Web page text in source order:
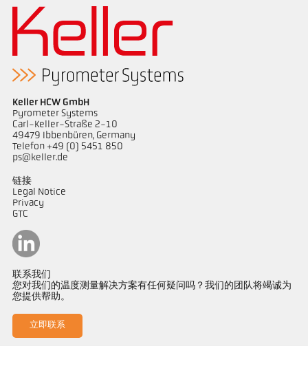
Keller HCW GmbH
Pyrometer Systems
Carl-Keller-Straße 2-10
49479 Ibbenbüren, Germany
Telefon +49 (0) 5451 850
ps@keller.de
链接
Legal Notice
Privacy
GTC
联系我们
您对我们的温度测量解决方案有任何疑问吗？我们的团队将竭诚为
您提供帮助。
立即联系